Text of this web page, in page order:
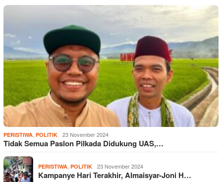
PERISTIWA POLITIK 23 November 2024
Tidak Semua Paslon Pilkada Didukung UAS,…
PERISTIWA POLITIK 23 November 2024
Kampanye Hari Terakhir, Almaisyar-Joni H…